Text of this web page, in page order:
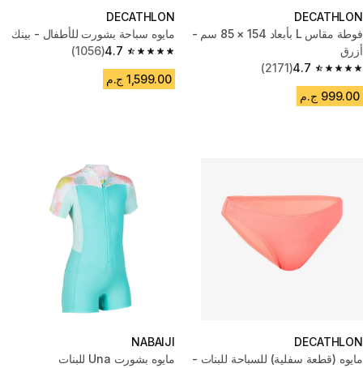
DECATHLON
فوطة مقاس L بأبعاد 154 × 85 سم -
أزرق
4.7
4.7 out of 5 stars from 2171 reviews
(2171)
999.00 ج.م
DECATHLON
مايوه سباحة بشورت للأطفال - بينك
4.7
4.7 out of 5 stars from 1056 reviews
(1056)
1,599.00 ج.م
DECATHLON
مايوه (قطعة سفلية) للسباحة للبنات -
NABAIJI
مايوه بشورت Una للبنات